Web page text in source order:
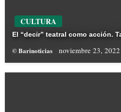
CULTURA
El “decir” teatral como acción.
© Barinoticias noviembre 23, 2022